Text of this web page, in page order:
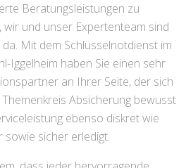
Beratungsleistungen zu
wir und unser Expertenteam sind
Mit dem Schlüsselnotdienst im
Iggelheim haben Sie einen sehr
an Ihrer Seite, der sich
Absicherung bewusst
ebenso diskret wie
sowie sicher erledigt.